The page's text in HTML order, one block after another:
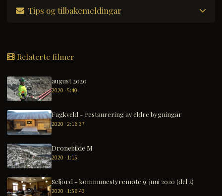
Tips og tilbakemeldingar
Relaterte filmer
august 2020
2020 · 5:40
Fagkveld - restaurering av eldre bygningar
2020 · 2:16:37
Dronebilde M
2020 · 1:15
Seljord - kommunestyremøte 9. juni 2020 (del 2)
2020 · 1:56:43